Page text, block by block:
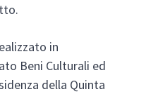
in
Beni Culturali ed
della Quinta